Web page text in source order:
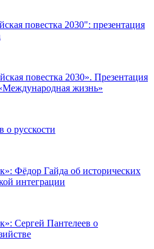
повестка 2030": презентация
повестка 2030». Презентация
жизнь»
о русскости
Фёдор Гайда об исторических
интеграции
Сергей Пантелеев о